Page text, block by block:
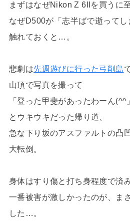
まずはなぜNikon Z 6IIを買うに
なぜD500が「志半ばで逝って
触れておくと…。
悲劇は先週遊びに行った弓削島
山頂で写真を撮って
「登った甲斐があったわーん(^^
とウキウキだった帰り道、
急な下り坂のアスファルトの凸
大転倒。
身体はすり傷と打ち身程度で済
一番被害が激しかったのが、ま
した…。